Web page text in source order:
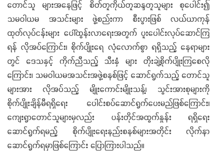
တောင်သူ များအနေဖြင့် စိတ်တူကိုယ်တူဆန္ဒတူသူများ စုပေါင်း၍
သမဝါယမ အသင်းများ ဖွဲ့စည်းကာ စီးပွားဖြစ် လယ်ယာကုန်
ထုတ်လုပ်ငန်းများ ပေါ်ထွန်းလာရေးအတွက် ပူးပေါင်းလုပ်ဆောင်ကြ
ရန် လိုအပ်ကြောင်း၊ စိုက်ပျိုးရေ လုံလောက်စွာ ရရှိသည့် နေရာများ
တွင် ဒေသနှင့် ကိုက်ညီသည့် သီးနှံ များ တိုးချဲ့စိုက်ပျိုးကြစေလို
ကြောင်း၊ သမဝါယမအသင်းအဖွဲ့စနစ်ဖြင့် ဆောင်ရွက်သည့် တောင်သူ
များအား လိုအပ်သည့် မျိုးကောင်းမျိုးသန့်၊ သွင်းအားစုများကို
စိုက်ပျိုးချိန်မီရရှိရေး ပေါင်းစပ်ဆောင်ရွက်ပေးမည်ဖြစ်ကြောင်း၊
ကျေးရွာတောင်သူများမှလည်း ပန်းတိုင်အထွက်နှုန်း ရရှိရေး
ဆောင်ရွက်ရမည့် စိုက်ပျိုးရေးနည်းစနစ်များအတိုင်း လိုက်နာ
ဆောင်ရွက်ရမှာဖြစ်ကြောင်း ပြောကြားပါသည်။